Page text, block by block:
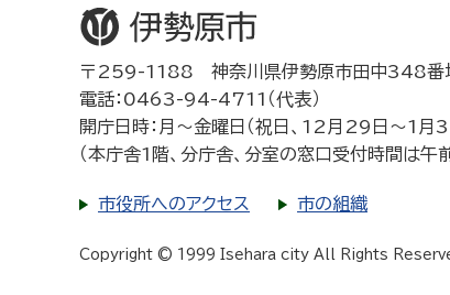
〒259-1188 神奈川県伊勢原市田中348番
電話：0463-94-4711（代表）
開庁日時：月～金曜日（祝日、12月29日～1
（本庁舎1階、分庁舎、分室の窓口受付時間は
市役所へのアクセス 市の組織
Copyright © 1999 Isehara city All Rights